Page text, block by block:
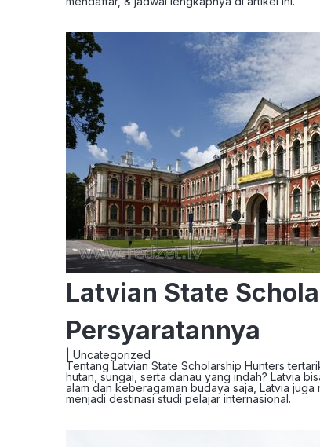
Latvian State
Persyaratannya
Uncategorized
Tentang Latvian State Scholarship Hunters
hutan, sungai, serta danau yang indah? Latvia
alam dan keberagaman budaya saja, Latvia
menjadi destinasi studi pelajar internasional.